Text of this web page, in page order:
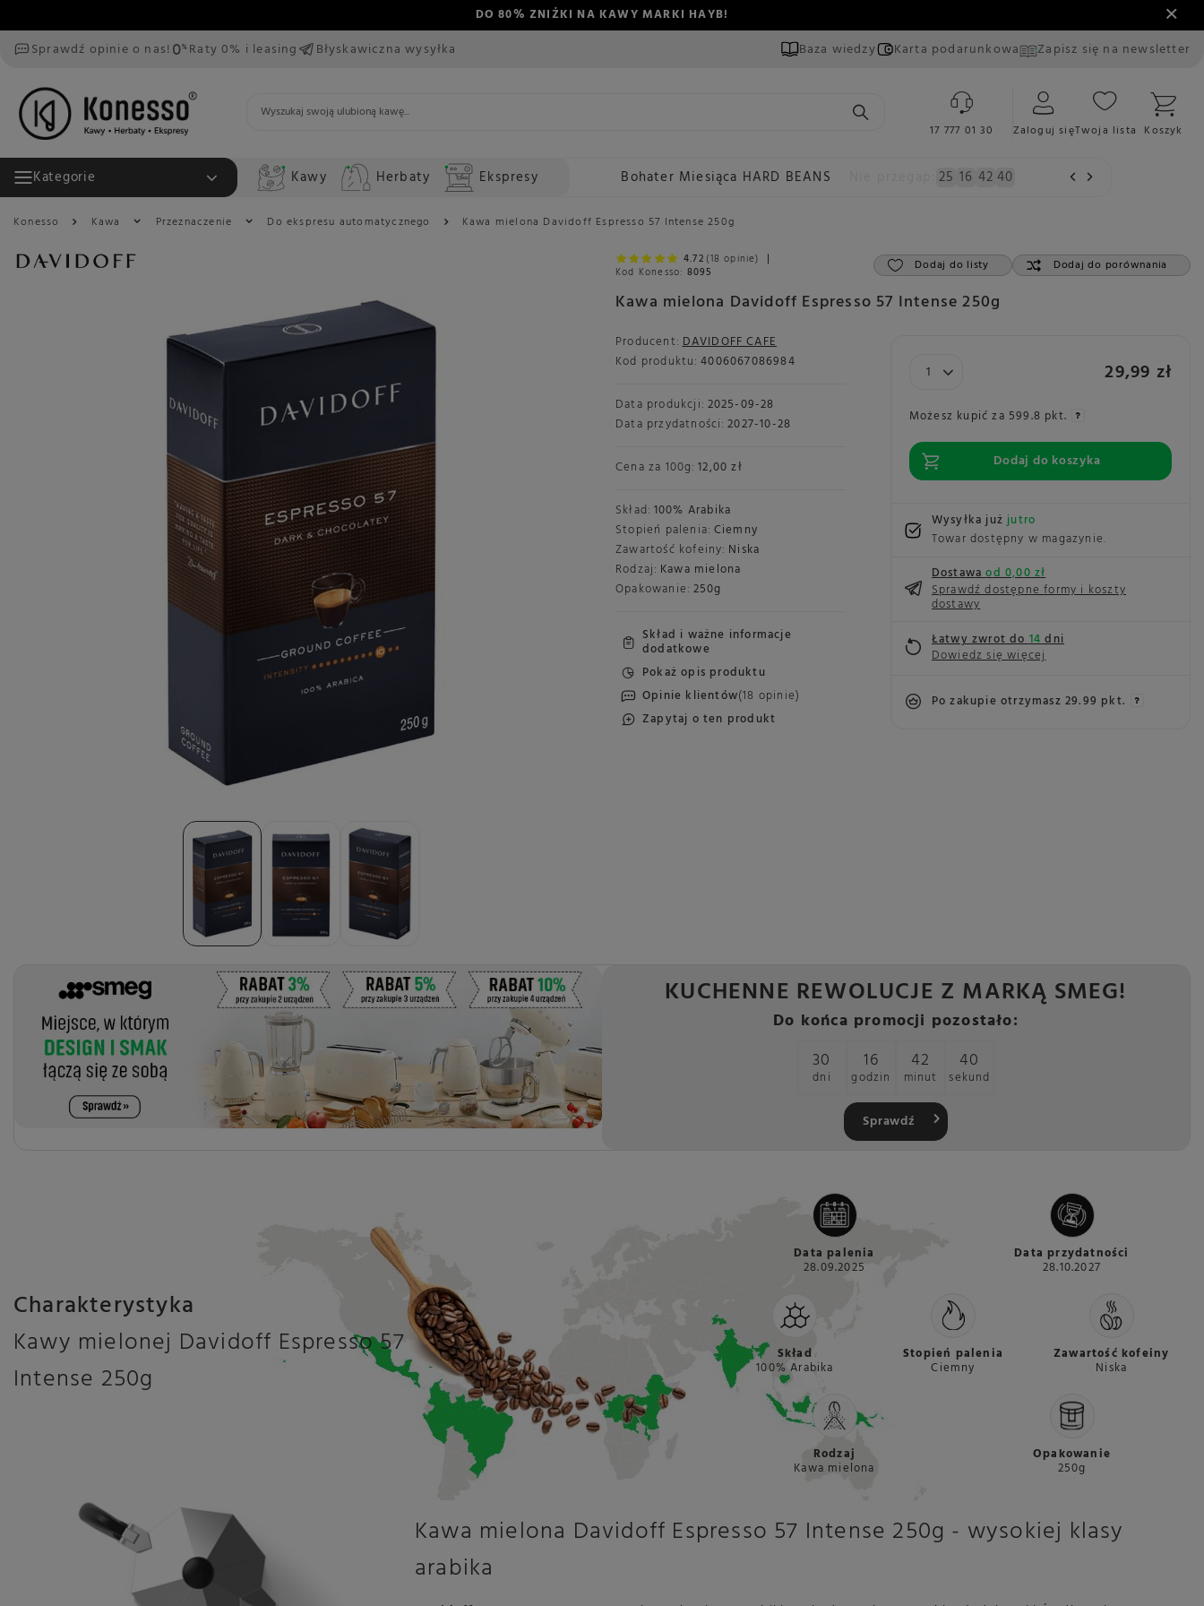
DO 80% ZNIŻKI NA KAWY MARKI HAYB!
Sprawdź opinie o nas!
Raty 0% i leasing Błyskawiczna wysyłka Baza wiedzy Karta podarunkowa Zapisz się na newsletter
17 777 01 30 Zaloguj sięTwoja lista Koszyk
Kategorie Kawy Herbaty Ekspresy Bohater Miesiąca HARD BEANS 25 16 42 39
Konesso Kawa Przeznaczenie Do ekspresu automatycznego Kawa mielona Davidoff Espresso 57 Intense 250g
Kawa mielona Davidoff Espresso 57 Intense 250g
4.72 (18 opinie)
Kod Konesso: 8095 Dodaj do listy Dodaj do porównania
Producent: DAVIDOFF CAFE
Kod produktu: 4006067086984
Data produkcji: 2025-09-28
Data przydatności: 2027-10-28
Cena za 100g: 12,00 zł
Skład: 100% Arabika
Stopień palenia: Ciemny
Zawartość kofeiny: Niska
Rodzaj: Kawa mielona
Opakowanie: 250g
Skład i ważne informacje
dodatkowe
Pokaż opis produktu
Opinie klientów(18 opinie)
Zapytaj o ten produkt
29,99 zł
Możesz kupić za 599.8 pkt.
Dodaj do koszyka
Wysyłka jużjutro
Towar dostępny w magazynie
Dostawaod 0,00 zł
Sprawdź dostępne formy i koszty
dostawy
Łatwy zwrot do14dni
Dowiedz się więcej
Po zakupie otrzymasz 29.99 pkt.
KUCHENNE REWOLUCJE Z MARKĄ SMEG!
Do końca promocji pozostało:
30
dni
16
godzin
42
minut
39
sekund
Sprawdź
Charakterystyka
Kawy mielonej Davidoff Espresso 57
Intense 250g
Data palenia
28.09.2025
Data przydatności
28.10.2027
Skład
100% Arabika
Stopień palenia
Ciemny
Zawartość kofeiny
Niska
Rodzaj
Kawa mielona
Opakowanie
250g
Kawa mielona Davidoff Espresso 57 Intense 250g - wysokiej klasy
arabika